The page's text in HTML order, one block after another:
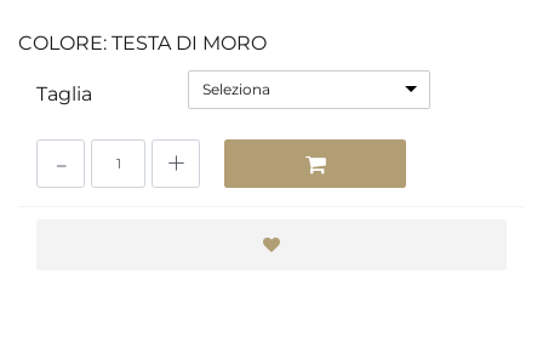
COLORE: TESTA DI MORO
Taglia Seleziona